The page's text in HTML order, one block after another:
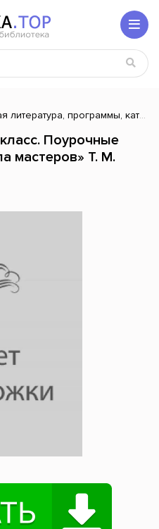
программы, каталоги
Поурочные
мастеров» Т. М.